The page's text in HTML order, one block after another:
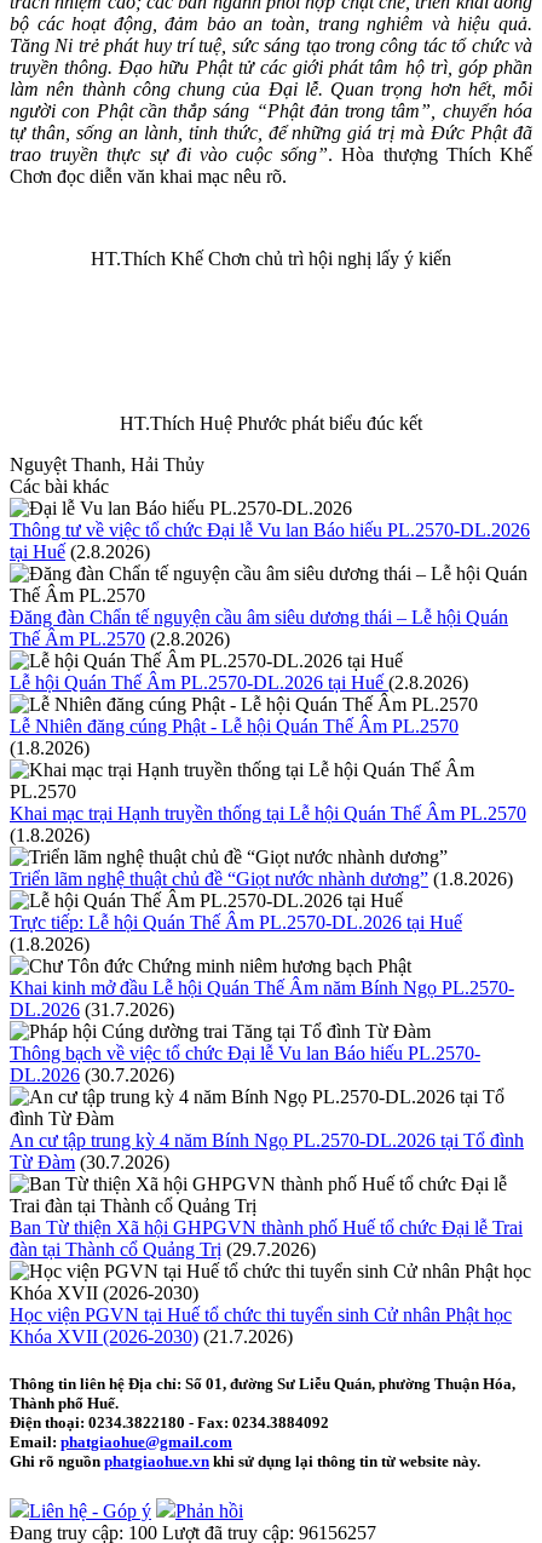
bộ các hoạt động, đảm bảo an toàn, trang nghiêm và hiệu quả.
Tăng Ni trẻ phát huy trí tuệ, sức sáng tạo trong công tác tổ chức và
truyền thông. Đạo hữu Phật tử các giới phát tâm hộ trì, góp phần
làm nên thành công chung của Đại lễ. Quan trọng hơn hết, mỗi
người con Phật cần thắp sáng “Phật đản trong tâm”, chuyển hóa
tự thân, sống an lành, tỉnh thức, để những giá trị mà Đức Phật đã
trao truyền thực sự đi vào cuộc sống”. Hòa thượng Thích Khế
Chơn đọc diễn văn khai mạc nêu rõ.
HT.Thích Khế Chơn chủ trì hội nghị lấy ý kiến
HT.Thích Huệ Phước phát biểu đúc kết
Nguyệt Thanh, Hải Thủy
Các bài khác
Thông tư về việc tổ chức Đại lễ Vu lan Báo hiếu PL.2570-DL.2026
tại Huế (2.8.2026)
Đăng đàn Chẩn tế nguyện cầu âm siêu dương thái – Lễ hội Quán
Thế Âm PL.2570 (2.8.2026)
Lễ hội Quán Thế Âm PL.2570-DL.2026 tại Huế (2.8.2026)
Lễ Nhiên đăng cúng Phật - Lễ hội Quán Thế Âm PL.2570
(1.8.2026)
Khai mạc trại Hạnh truyền thống tại Lễ hội Quán Thế Âm PL.2570
(1.8.2026)
Triển lãm nghệ thuật chủ đề “Giọt nước nhành dương” (1.8.2026)
Trực tiếp: Lễ hội Quán Thế Âm PL.2570-DL.2026 tại Huế
(1.8.2026)
Khai kinh mở đầu Lễ hội Quán Thế Âm năm Bính Ngọ PL.2570-
DL.2026 (31.7.2026)
Thông bạch về việc tổ chức Đại lễ Vu lan Báo hiếu PL.2570-
DL.2026 (30.7.2026)
An cư tập trung kỳ 4 năm Bính Ngọ PL.2570-DL.2026 tại Tổ đình
Từ Đàm (30.7.2026)
Ban Từ thiện Xã hội GHPGVN thành phố Huế tổ chức Đại lễ Trai
đàn tại Thành cổ Quảng Trị (29.7.2026)
Học viện PGVN tại Huế tổ chức thi tuyển sinh Cử nhân Phật học
Khóa XVII (2026-2030) (21.7.2026)
Thông tin liên hệ Địa chỉ: Số 01, đường Sư Liễu Quán, phường Thuận Hóa,
Thành phố Huế.
Điện thoại: 0234.3822180 - Fax: 0234.3884092
Email: phatgiaohue@gmail.com
Ghi rõ nguồn phatgiaohue.vn khi sử dụng lại thông tin từ website này.
Liên hệ - Góp ý
Phản hồi
Đang truy cập: 100 Lượt đã truy cập: 96156257